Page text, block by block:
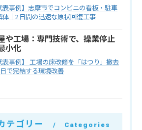
表事例】志摩市でコンビニの看板・駐車
体｜2日間の迅速な原状回復工事
や工場：専門技術で、操業停止
小化
表事例】 工場の床改修を「はつり」撤去
日で完結する環境改善
テゴリー Categories